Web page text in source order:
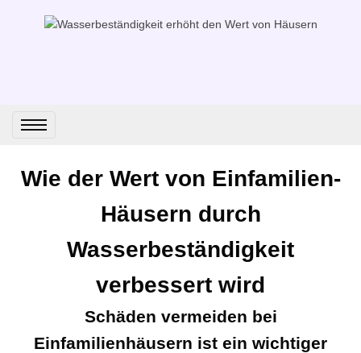
Wie der Wert von Einfamilien-
Häusern durch
Wasserbeständigkeit
verbessert wird
Schäden vermeiden bei
Einfamilienhäusern ist ein wichtiger